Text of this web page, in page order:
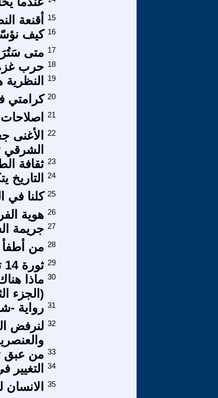
أقنعة
15
كيف 16
متى 17
حرب 18
19
كرامتي 20
21
الأغنى
الشرقي
22
ثقافة 23
التاريخ يتكلم 24
كلنا في 25
هوية 26
جريمة 27
من 28
ثورة 14 تموز وعبدالكريم قاسم - 3 29
ماذا
(الجزء
30
رواية - 31
لنرفض 32
من عبق 33
34
35